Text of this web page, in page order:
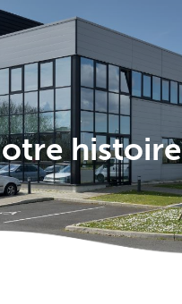
histoire